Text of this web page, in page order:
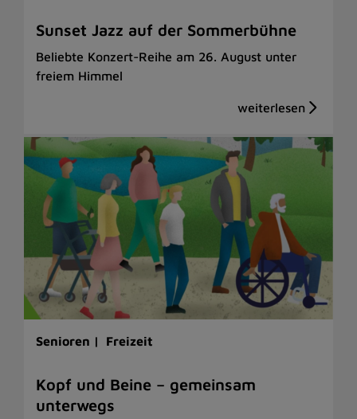
Sunset Jazz auf der Sommerbühne
Beliebte Konzert-Reihe am 26. August unter
freiem Himmel
Senioren | Freizeit
Kopf und Beine – gemeinsam
unterwegs